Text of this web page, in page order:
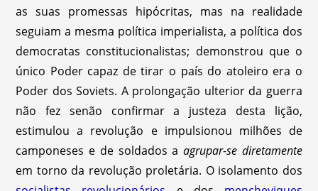
as suas promessas hipócritas, mas na realidade
seguiam a mesma política imperialista, a política dos
democratas constitucionalistas; demonstrou que o
único Poder capaz de tirar o país do atoleiro era o
Poder dos Soviets. A prolongação ulterior da guerra
não fez senão confirmar a justeza desta lição,
estimulou a revolução e impulsionou milhões de
camponeses e de soldados aagrupar-se diretamente
em torno da revolução proletária. O isolamento dos